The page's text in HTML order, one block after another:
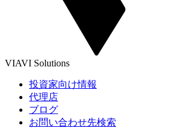
VIAVI Solutions
投資家向け情報
代理店
ブログ
お問い合わせ先検索